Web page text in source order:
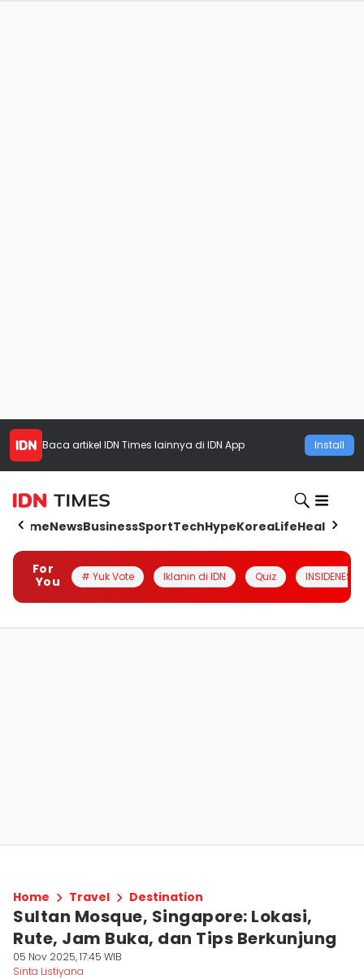
Baca artikel IDN Times lainnya di IDN App Install
HomeNewsBusinessSportTechHypeKoreaLifeHealth
For
You
# Yuk Vote Iklanin di IDN Quiz INSIDENESIA
Home Travel Destination
Sultan Mosque, Singapore: Lokasi,
Rute, Jam Buka, dan Tips Berkunjung
05 Nov 2025, 17:45 WIB
Sinta Listiyana